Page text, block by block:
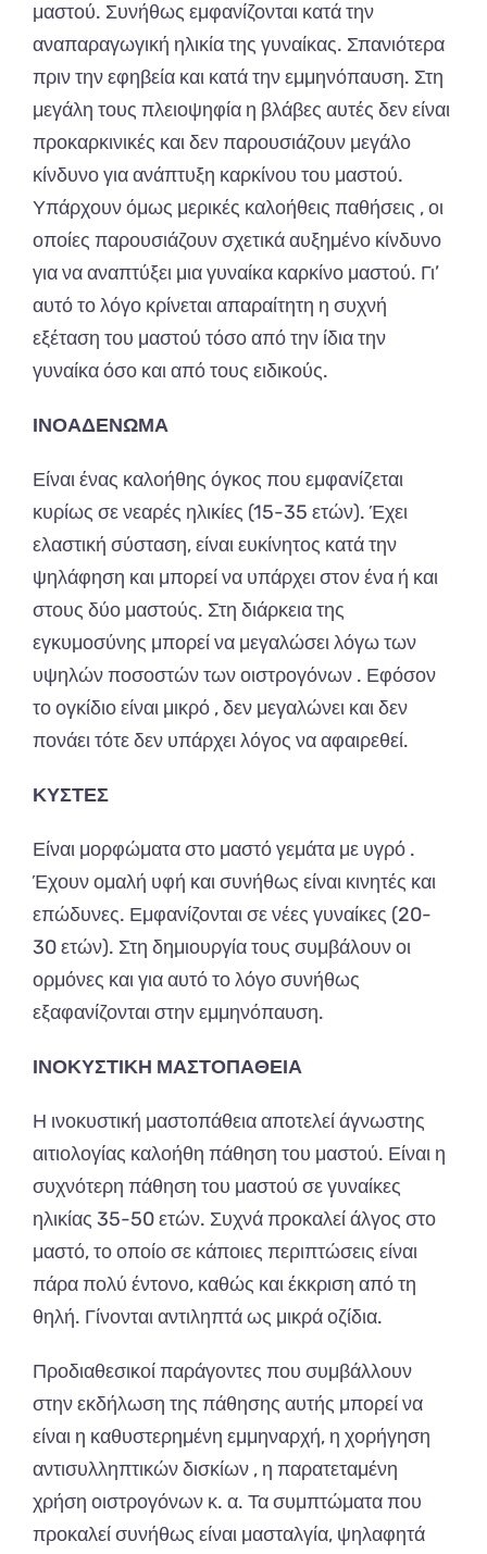
μαστού. Συνήθως εμφανίζονται κατά την
αναπαραγωγική ηλικία της γυναίκας. Σπανιότερα
πριν την εφηβεία και κατά την εμμηνόπαυση. Στη
μεγάλη τους πλειοψηφία η βλάβες αυτές δεν είναι
προκαρκινικές και δεν παρουσιάζουν μεγάλο
κίνδυνο για ανάπτυξη καρκίνου του μαστού.
Υπάρχουν όμως μερικές καλοήθεις παθήσεις , οι
οποίες παρουσιάζουν σχετικά αυξημένο κίνδυνο
για να αναπτύξει μια γυναίκα καρκίνο μαστού. Γι’
αυτό το λόγο κρίνεται απαραίτητη η συχνή
εξέταση του μαστού τόσο από την ίδια την
γυναίκα όσο και από τους ειδικούς.
ΙΝΟΑΔΕΝΩΜΑ
Είναι ένας καλοήθης όγκος που εμφανίζεται
κυρίως σε νεαρές ηλικίες (15-35 ετών). Έχει
ελαστική σύσταση, είναι ευκίνητος κατά την
ψηλάφηση και μπορεί να υπάρχει στον ένα ή και
στους δύο μαστούς. Στη διάρκεια της
εγκυμοσύνης μπορεί να μεγαλώσει λόγω των
υψηλών ποσοστών των οιστρογόνων . Εφόσον
το ογκίδιο είναι μικρό , δεν μεγαλώνει και δεν
πονάει τότε δεν υπάρχει λόγος να αφαιρεθεί.
ΚΥΣΤΕΣ
Είναι μορφώματα στο μαστό γεμάτα με υγρό .
Έχουν ομαλή υφή και συνήθως είναι κινητές και
επώδυνες. Εμφανίζονται σε νέες γυναίκες (20-
30 ετών). Στη δημιουργία τους συμβάλουν οι
ορμόνες και για αυτό το λόγο συνήθως
εξαφανίζονται στην εμμηνόπαυση.
ΙΝΟΚΥΣΤΙΚΗ ΜΑΣΤΟΠΑΘΕΙΑ
Η ινοκυστική μαστοπάθεια αποτελεί άγνωστης
αιτιολογίας καλοήθη πάθηση του μαστού. Είναι η
συχνότερη πάθηση του μαστού σε γυναίκες
ηλικίας 35-50 ετών. Συχνά προκαλεί άλγος στο
μαστό, το οποίο σε κάποιες περιπτώσεις είναι
πάρα πολύ έντονο, καθώς και έκκριση από τη
θηλή. Γίνονται αντιληπτά ως μικρά οζίδια.
Προδιαθεσικοί παράγοντες που συμβάλλουν
στην εκδήλωση της πάθησης αυτής μπορεί να
είναι η καθυστερημένη εμμηναρχή, η χορήγηση
αντισυλληπτικών δισκίων , η παρατεταμένη
χρήση οιστρογόνων κ. α. Τα συμπτώματα που
προκαλεί συνήθως είναι μασταλγία, ψηλαφητά